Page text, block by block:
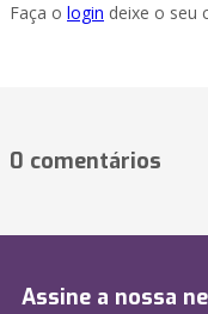
Faça o login deixe o seu
0 comentários
Assine a nossa